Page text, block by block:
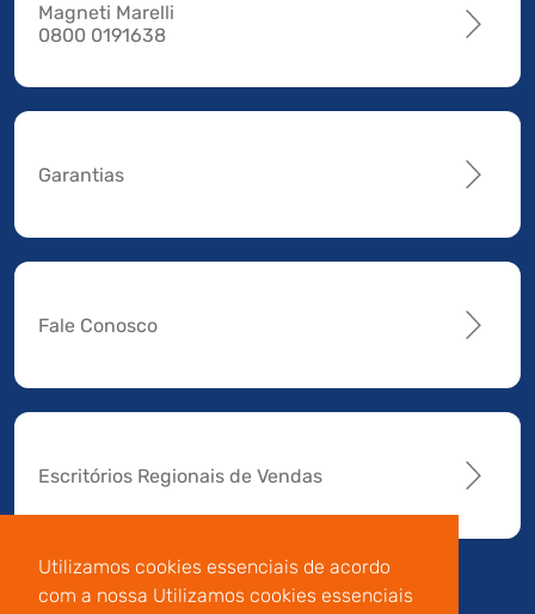
Utilizamos cookies essenciais de acordo
com a nossa Utilizamos cookies essenciais
Magneti Marelli
0800 0191638
Garantias
Fale Conosco
Escritórios Regionais de Vendas